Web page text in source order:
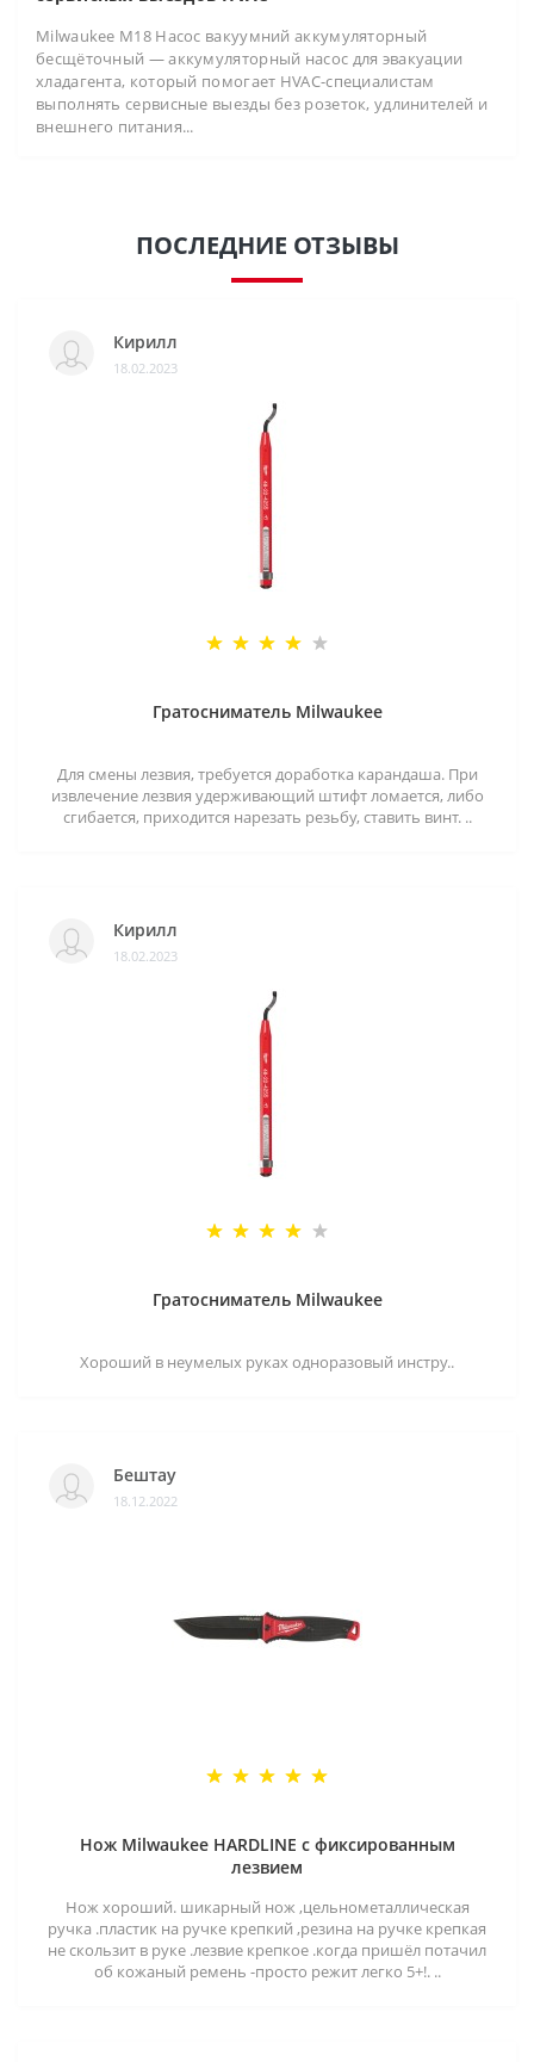
Milwaukee M18 Насос вакуумний аккумуляторный
бесщёточный — аккумуляторный насос для эвакуации
хладагента, который помогает HVAC-специалистам
выполнять сервисные выезды без розеток, удлинителей и
внешнего питания...
ПОСЛЕДНИЕ ОТЗЫВЫ
Кирилл
18.02.2023
Гратосниматель Milwaukee
Для смены лезвия, требуется доработка карандаша. При
извлечение лезвия удерживающий штифт ломается, либо
сгибается, приходится нарезать резьбу, ставить винт. ..
Кирилл
18.02.2023
Гратосниматель Milwaukee
Хороший в неумелых руках одноразовый инстру..
Бештау
18.12.2022
Нож Milwaukee HARDLINE с фиксированным
лезвием
Нож хороший. шикарный нож ,цельнометаллическая
ручка .пластик на ручке крепкий ,резина на ручке крепкая
не скользит в руке .лезвие крепкое .когда пришёл потачил
об кожаный ремень -просто режит легко 5+!. ..